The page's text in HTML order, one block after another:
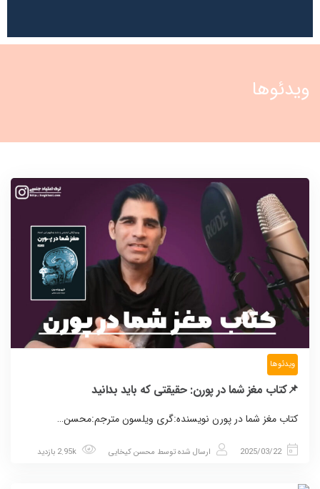
ویدئوها
ویدئوها
📌کتاب مغز شما در پورن: حقیقتی که باید بدانید
کتاب مغز شما در پورن نویسنده:گری ویلسون مترجم:محسن…
2025/03/22 ارسال شده توسط محسن کیخایی